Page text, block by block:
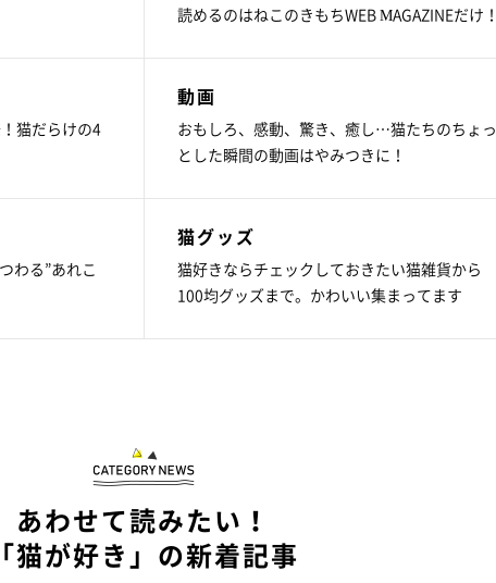
読めるのはねこのきもちWEB MAGAZINEだけ！
猫だらけの4
動画
おもしろ、感動、驚き、癒し…猫たちのちょっ
とした瞬間の動画はやみつきに！
わる”あれこ
猫グッズ
猫好きならチェックしておきたい猫雑貨から
100均グッズまで。かわいい集まってます
あわせて読みたい！
「猫が好き」の新着記事